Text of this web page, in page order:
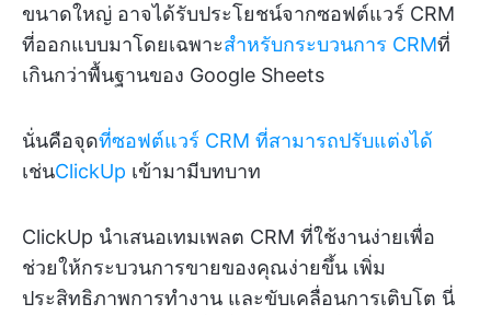
ขนาดใหญ่ อาจได้รับประโยชน์จากซอฟต์แวร์ CRM
ที่ออกแบบมาโดยเฉพาะสำหรับกระบวนการ CRMที่
เกินกว่าพื้นฐานของ Google Sheets
นั่นคือจุดที่ซอฟต์แวร์ CRM ที่สามารถปรับแต่งได้
เช่นClickUp เข้ามามีบทบาท
ClickUp นำเสนอเทมเพลต CRM ที่ใช้งานง่ายเพื่อ
ช่วยให้กระบวนการขายของคุณง่ายขึ้น เพิ่ม
ประสิทธิภาพการทำงาน และขับเคลื่อนการเติบโต นี่